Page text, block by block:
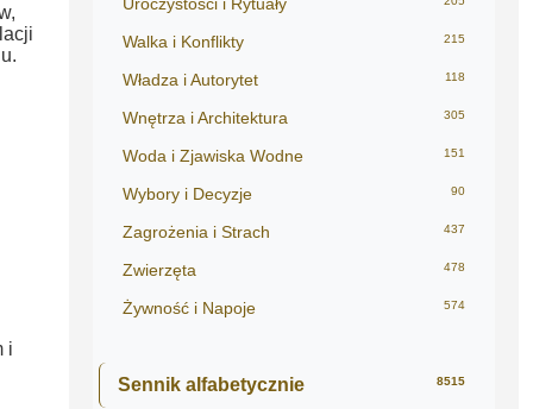
i
Walka i Konflikty 215
Władza i Autorytet 118
Wnętrza i Architektura 305
Woda i Zjawiska Wodne 151
Wybory i Decyzje 90
Zagrożenia i Strach 437
Zwierzęta 478
Żywność i Napoje 574
Sennik alfabetycznie 8515